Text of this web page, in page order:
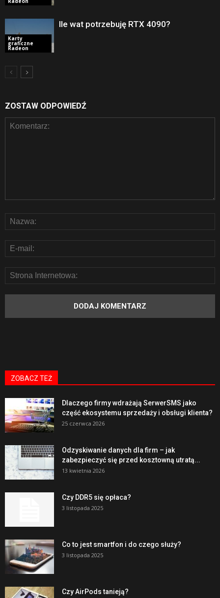
Karty
graficzne
Radeon
Ile wat potrzebuję RTX 4090?
ZOSTAW ODPOWIEDŹ
ZOBACZ TEŻ
Dlaczego firmy wdrażają SerwerSMS jako
część ekosystemu sprzedaży i obsługi klienta?
25 czerwca 2026
Odzyskiwanie danych dla firm – jak
zabezpieczyć się przed kosztowną utratą...
13 kwietnia 2026
Czy DDR5 się opłaca?
3 listopada 2025
Co to jest smartfon i do czego służy?
3 listopada 2025
Czy AirPods tanieją?